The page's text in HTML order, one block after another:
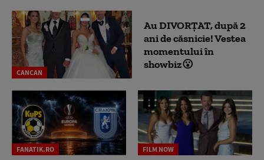
CANCAN
Au DIVORȚAT, după 2
ani de căsnicie! Vestea
momentului în
showbiz😮
FANATIK.RO FILM NOW